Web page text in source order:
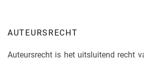
AUTEURSRECHT
Auteursrecht is het uitsluitend recht